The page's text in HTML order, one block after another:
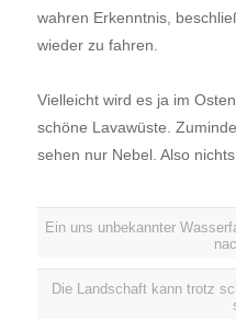
wahren Erkenntnis,
wieder zu fahren.
Vielleicht wird es ja im
schöne Lavawüste.
sehen nur Nebel. Also nichts.
Ein uns unbekannter
Die Landschaft kann trotz